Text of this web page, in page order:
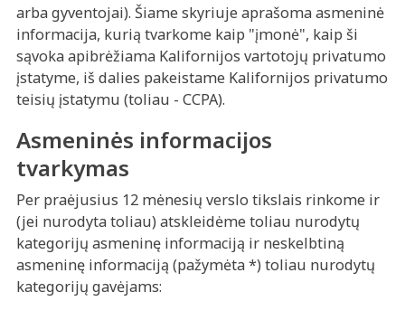
arba gyventojai). Šiame skyriuje aprašoma asmeninė
informacija, kurią tvarkome kaip "įmonė", kaip ši
sąvoka apibrėžiama Kalifornijos vartotojų privatumo
įstatyme, iš dalies pakeistame Kalifornijos privatumo
teisių įstatymu (toliau - CCPA).
Asmeninės informacijos
tvarkymas
Per praėjusius 12 mėnesių verslo tikslais rinkome ir
(jei nurodyta toliau) atskleidėme toliau nurodytų
kategorijų asmeninę informaciją ir neskelbtiną
asmeninę informaciją (pažymėta *) toliau nurodytų
kategorijų gavėjams: